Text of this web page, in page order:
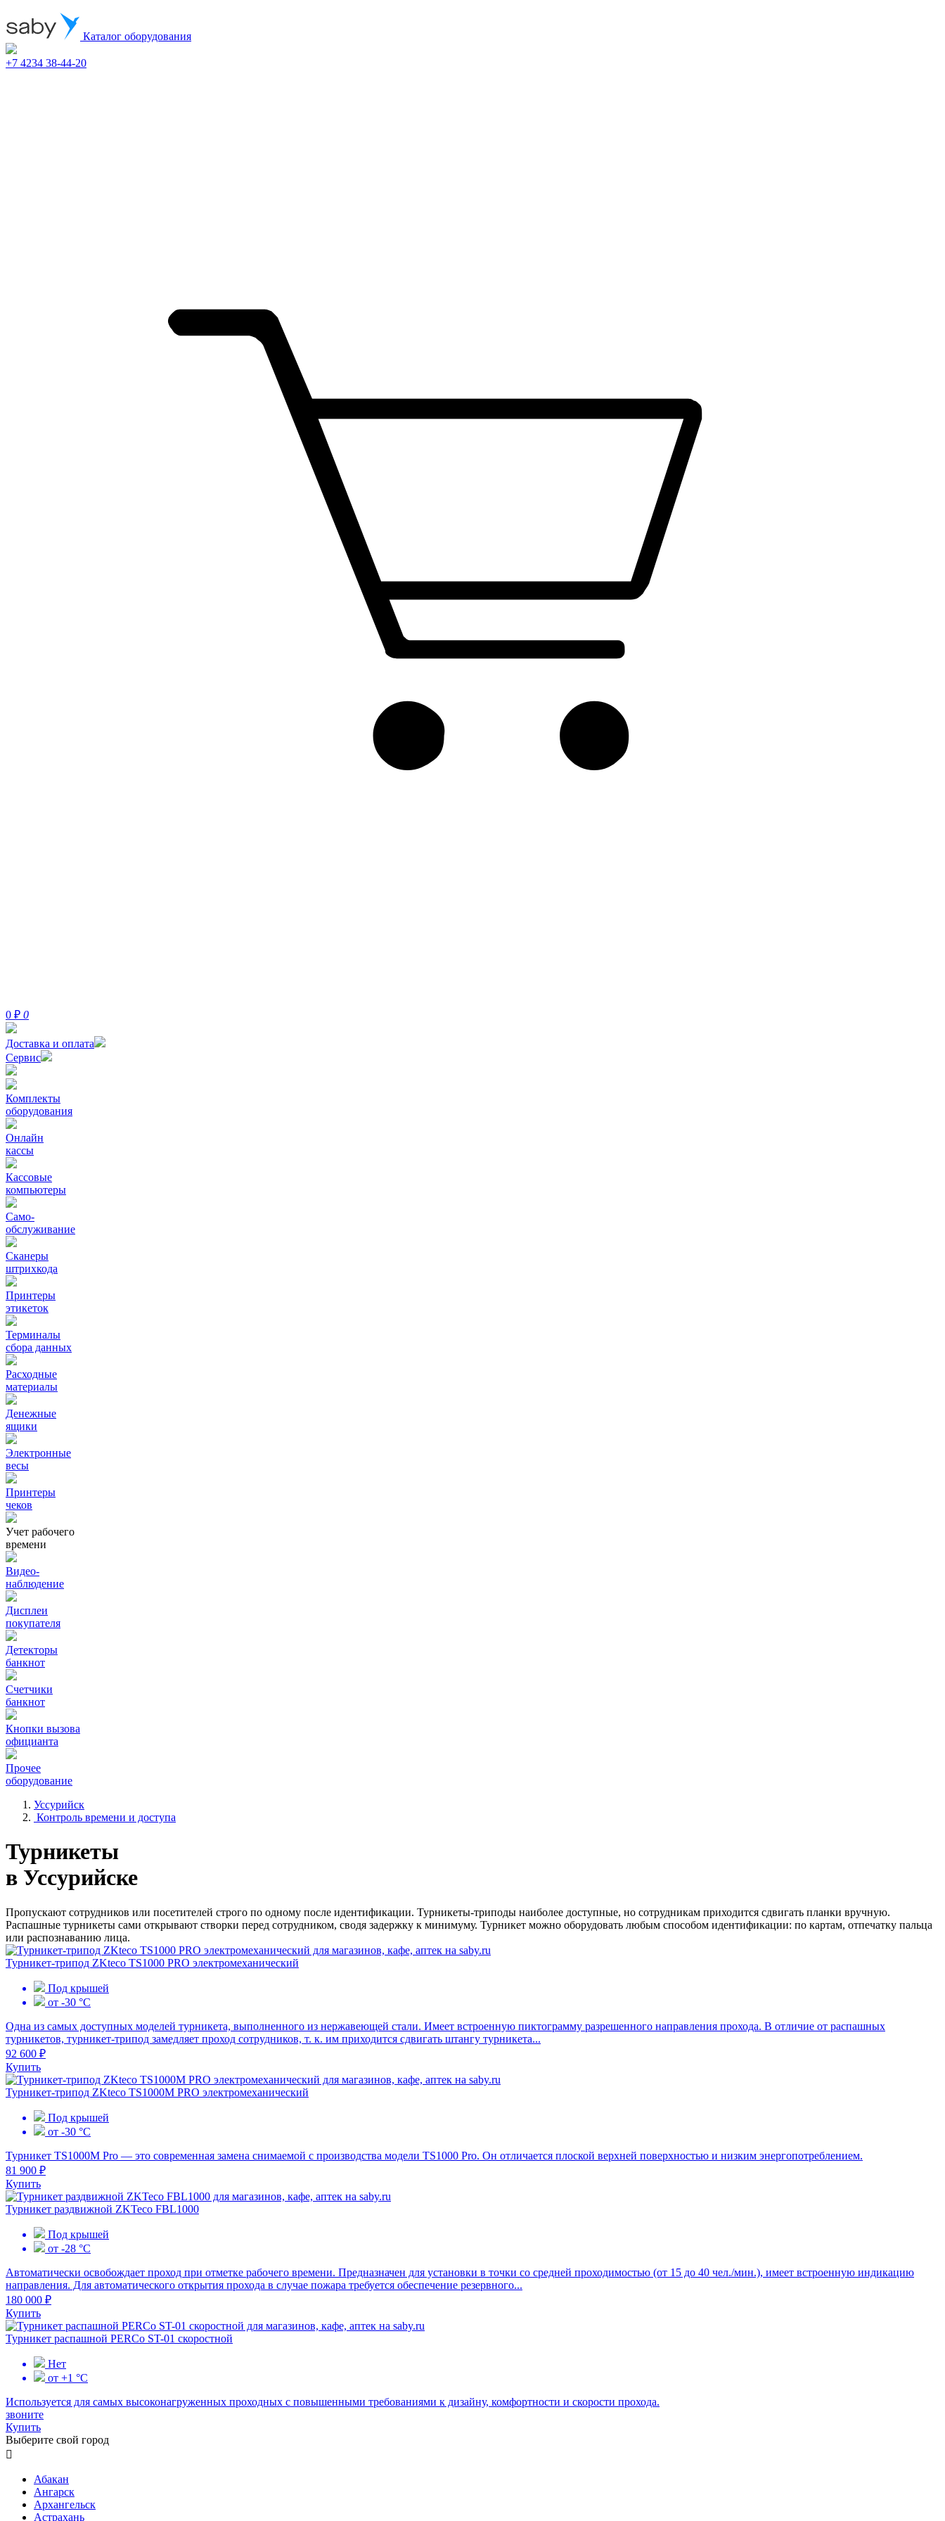
Каталог оборудования
+7 4234 38-44-20
0 ₽ 0
Доставка и оплата
Сервис
Комплекты
оборудования
Онлайн
кассы
Кассовые
компьютеры
Само-
обслуживание
Сканеры
штрихкода
Принтеры
этикеток
Терминалы
сбора данных
Расходные
материалы
Денежные
ящики
Электронные
весы
Принтеры
чеков
Учет рабочего
времени
Видео‑
наблюдение
Дисплеи
покупателя
Детекторы
банкнот
Счетчики
банкнот
Кнопки вызова
официанта
Прочее
оборудование
Уссурийск
Контроль времени и доступа
Турникеты
в Уссурийске
Пропускают сотрудников или посетителей строго по одному после идентификации. Турникеты-триподы наиболее доступные, но сотрудникам приходится сдвигать планки вручную.
Распашные турникеты сами открывают створки перед сотрудником, сводя задержку к минимуму. Турникет можно оборудовать любым способом идентификации: по картам, отпечатку пальца
или распознаванию лица.
Турникет-трипод ZKteco TS1000 PRO электромеханический
Под крышей
от -30 °С
Одна из самых доступных моделей турникета, выполненного из нержавеющей стали. Имеет встроенную пиктограмму разрешенного направления прохода. В отличие от распашных
турникетов, турникет-трипод замедляет проход сотрудников, т. к. им приходится сдвигать штангу турникета...
92 600 ₽
Купить
Турникет-трипод ZKteco TS1000М PRO электромеханический
Под крышей
от -30 °С
Турникет TS1000M Pro — это современная замена снимаемой с производства модели TS1000 Pro. Он отличается плоской верхней поверхностью и низким энергопотреблением.
81 900 ₽
Купить
Турникет раздвижной ZKTeco FBL1000
Под крышей
от -28 °C
Автоматически освобождает проход при отметке рабочего времени. Предназначен для установки в точки со средней проходимостью (от 15 до 40 чел./мин.), имеет встроенную индикацию
направления. Для автоматического открытия прохода в случае пожара требуется обеспечение резервного...
180 000 ₽
Купить
Турникет распашной PERCo ST-01 скоростной
Нет
от +1 °C
Используется для самых высоконагруженных проходных с повышенными требованиями к дизайну, комфортности и скорости прохода.
звоните
Купить
Выберите свой город

Абакан
Ангарск
Архангельск
Астрахань